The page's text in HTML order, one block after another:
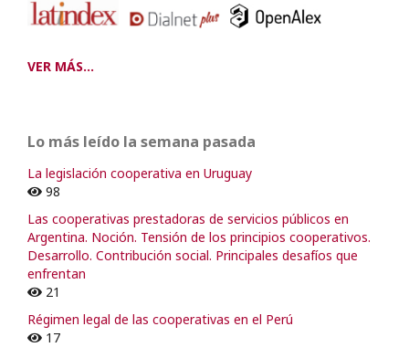
VER MÁS...
Lo más leído la semana pasada
La legislación cooperativa en Uruguay
98
Las cooperativas prestadoras de servicios públicos en
Argentina. Noción. Tensión de los principios cooperativos.
Desarrollo. Contribución social. Principales desafíos que
enfrentan
21
Régimen legal de las cooperativas en el Perú
17